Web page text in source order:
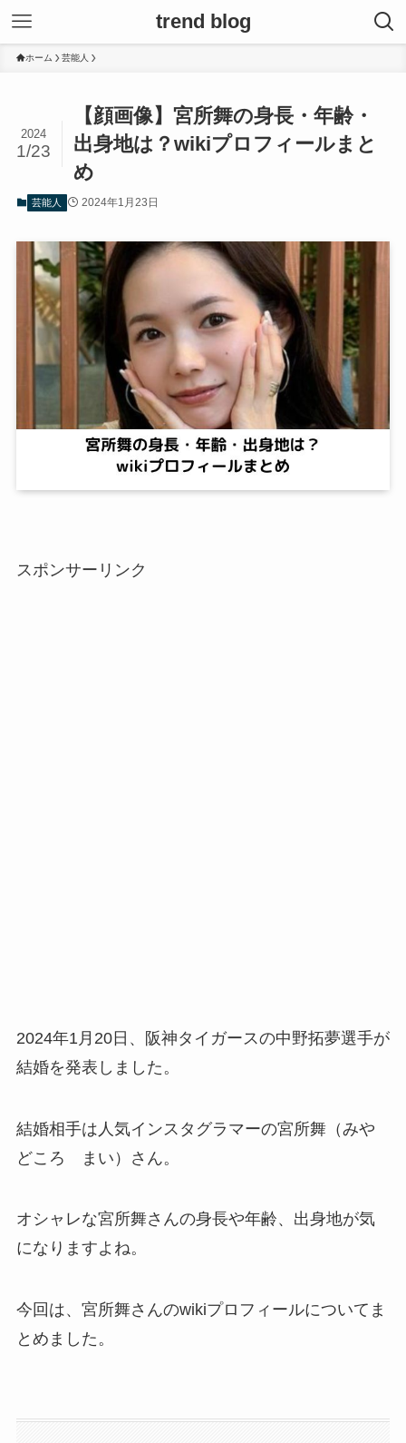
trend blog
ホーム 芸能人
【顔画像】宮所舞の身長・年齢・
出身地は？wikiプロフィールまと
め
2024
1/23
芸能人 2024年1月23日
スポンサーリンク
2024年1月20日、阪神タイガースの中野拓夢選手が
結婚を発表しました。
結婚相手は人気インスタグラマーの宮所舞（みや
どころ まい）さん。
オシャレな宮所舞さんの身長や年齢、出身地が気
になりますよね。
今回は、宮所舞さんのwikiプロフィールについてま
とめました。